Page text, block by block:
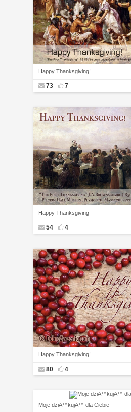
Happy Thanksgiving!
73 7
Happy Thanksgiving
54 4
Happy Thanksgiving!
80 4
Moje dziÄ™kujÄ™ dla Ciebie